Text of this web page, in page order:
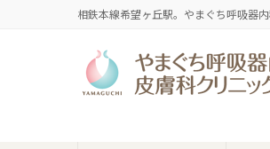
相鉄本線希望ヶ丘駅。やまぐち呼吸器